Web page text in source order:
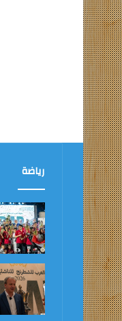
رياضة